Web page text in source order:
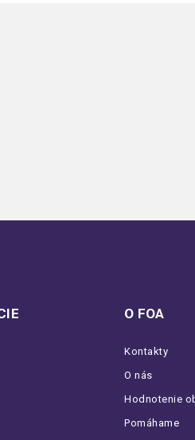
O FOA
Kontakty
O nás
Hodnotenie
Pomáhame